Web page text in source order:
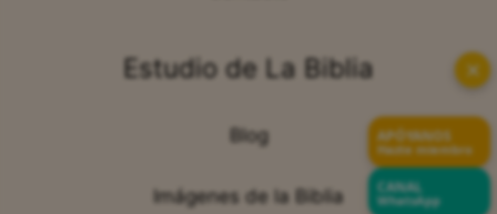
Estudio de La Biblia
Blog
Imágenes de la Biblia
✕
APÓYANOS
Hazte miembro
CANAL
WhatsApp